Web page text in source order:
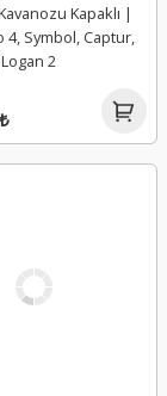
Kapaklı |
4, Symbol, Captur,
2